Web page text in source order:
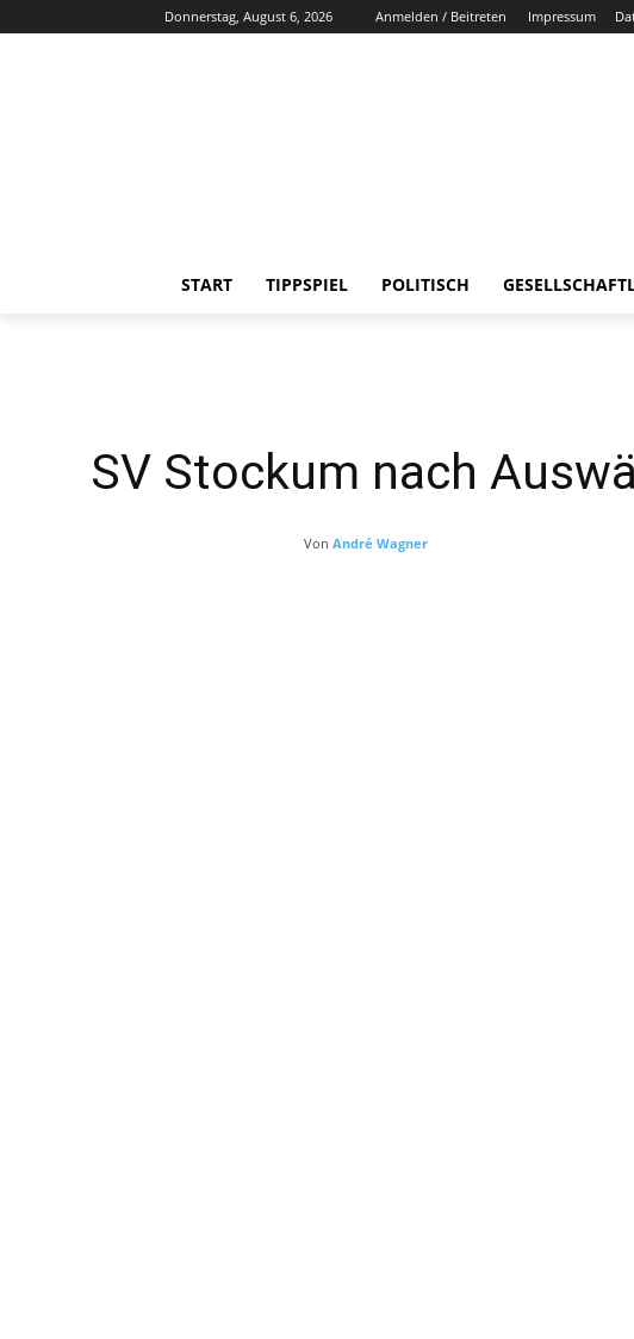
Donnerstag, August 6, 2026 Anmelden / Beitreten Impressum
START TIPPSPIEL POLITISCH
SV Stockum nach
Von André Wagner